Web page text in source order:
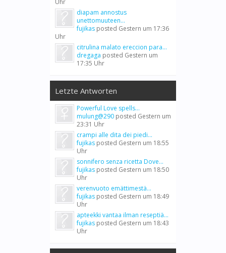
Uhr
diapam annostus
unettomuuteen...
fujikas posted Gestern um 17:36
Uhr
citrulina malato ereccion para...
dregaga posted Gestern um
17:35 Uhr
Letzte Antworten
Powerful Love spells...
mulung@290 posted Gestern um
23:31 Uhr
crampi alle dita dei piedi...
fujikas posted Gestern um 18:55
Uhr
sonnifero senza ricetta Dove...
fujikas posted Gestern um 18:50
Uhr
verenvuoto emättimestä...
fujikas posted Gestern um 18:49
Uhr
apteekki vantaa ilman reseptiä...
fujikas posted Gestern um 18:43
Uhr